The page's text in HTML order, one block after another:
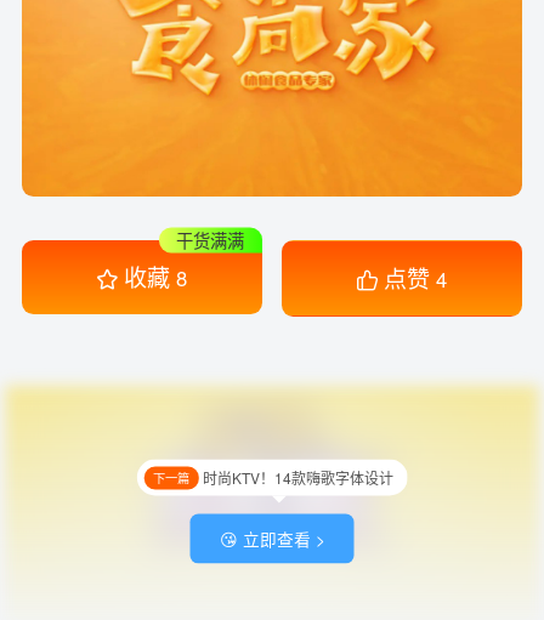
收藏 8
干货满满
点赞 4
😘 立即查看 >
下一篇 时尚KTV！14款嗨歌字体设计